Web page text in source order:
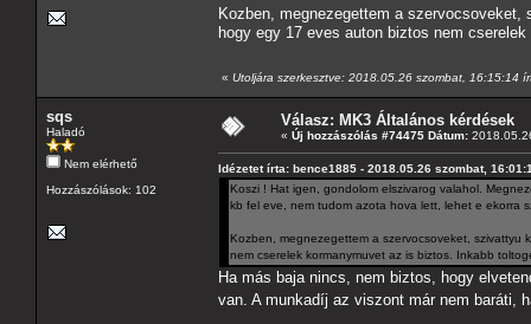
Kozben, megnezegettem a
hogy egy 17 eves auton biztos nem
« Utoljára szerkesztve: 2018.05.26 szombat, 16:15:14
sqs
Haladó
Nem elérhető
Hozzászólások: 102
Válasz: MK3 Általános kérdések
« Új hozzászólás #74475 Dátum:
Idézetet írta: bence1885 - 2018.05.26 szombat,
Koszi ! Hat igen, gondolom elszivarog valahol.
kb fel eve, nem tudom azota hova lett, lehet e ekorra
Kozben, megnezegettem a szervocsoveket,
nem cserelek kormanymuvet az is biztos. Inkabb
Ha más baja nincs, nem biztos, hogy
van. A munkadíj az viszont már nem baráti,